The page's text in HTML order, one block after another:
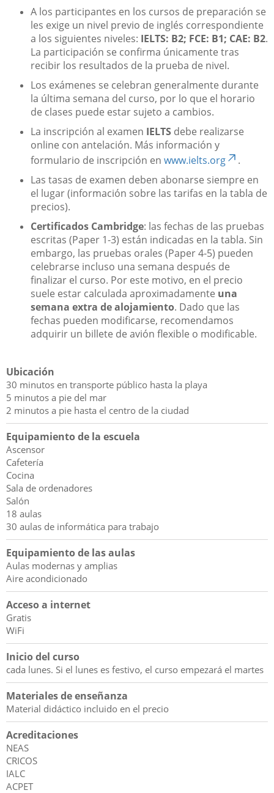
A los participantes en los cursos de preparación se
les exige un nivel previo de inglés correspondiente
a los siguientes niveles: IELTS: B2; FCE: B1; CAE: B2.
La participación se confirma únicamente tras
recibir los resultados de la prueba de nivel.
Los exámenes se celebran generalmente durante
la última semana del curso, por lo que el horario
de clases puede estar sujeto a cambios.
La inscripción al examen IELTS debe realizarse
online con antelación. Más información y
formulario de inscripción en www.ielts.org
.
Las tasas de examen deben abonarse siempre en
el lugar (información sobre las tarifas en la tabla de
precios).
Certificados Cambridge: las fechas de las pruebas
escritas (Paper 1-3) están indicadas en la tabla. Sin
embargo, las pruebas orales (Paper 4-5) pueden
celebrarse incluso una semana después de
finalizar el curso. Por este motivo, en el precio
suele estar calculada aproximadamente una
semana extra de alojamiento. Dado que las
fechas pueden modificarse, recomendamos
adquirir un billete de avión flexible o modificable.
Ubicación
30 minutos en transporte público hasta la playa
5 minutos a pie del mar
2 minutos a pie hasta el centro de la ciudad
Equipamiento de la escuela
Ascensor
Cafetería
Cocina
Sala de ordenadores
Salón
18 aulas
30 aulas de informática para trabajo
Equipamiento de las aulas
Aulas modernas y amplias
Aire acondicionado
Acceso a internet
Gratis
WiFi
Inicio del curso
cada lunes. Si el lunes es festivo, el curso empezará el martes
Materiales de enseñanza
Material didáctico incluido en el precio
Acreditaciones
NEAS
CRICOS
IALC
ACPET